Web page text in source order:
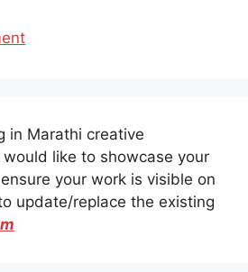
in Marathi creative
like to showcase your
your work is visible on
update/replace the existing